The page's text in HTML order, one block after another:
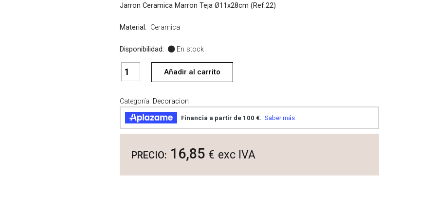
Jarron Ceramica Marron Teja Ø11x28cm (Ref.22)
Material: Ceramica
Disponibilidad: En stock
Jarron
Ceramica
Teja
Nº22
cantidad
Añadir al carrito
Categoría: Decoracion
16,85 € exc IVA